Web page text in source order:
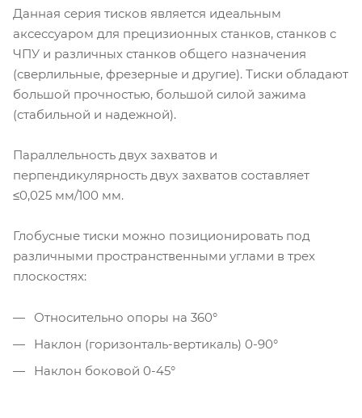
да
Механические тиски
да
да
Фрезерные тиски
да
Механические тиски
да
Данная серия тисков является идеальным
аксессуаром для прецизионных станков, станков с
ЧПУ и различных станков общего назначения
(сверлильные, фрезерные и другие). Тиски обладают
большой прочностью, большой силой зажима
(стабильной и надежной).
Параллельность двух захватов и
перпендикулярность двух захватов составляет
≤0,025 мм/100 мм.
Глобусные тиски можно позиционировать под
различными пространственными углами в трех
плоскостях:
Относительно опоры на 360°
Наклон (горизонталь-вертикаль) 0-90°
Наклон боковой 0-45°